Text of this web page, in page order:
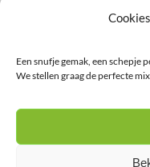
Een snufje gemak, een schepje
We stellen graag de perfecte